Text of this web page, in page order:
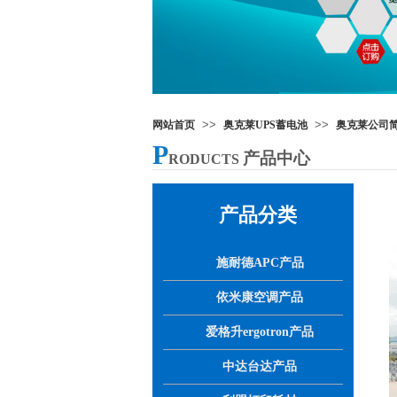
网站首页 >> 奥克莱UPS蓄电池 >> 奥克莱公司
PRODUCTS 产品中心
产品分类
施耐德APC产品
依米康空调产品
爱格升ergotron产品
中达台达产品